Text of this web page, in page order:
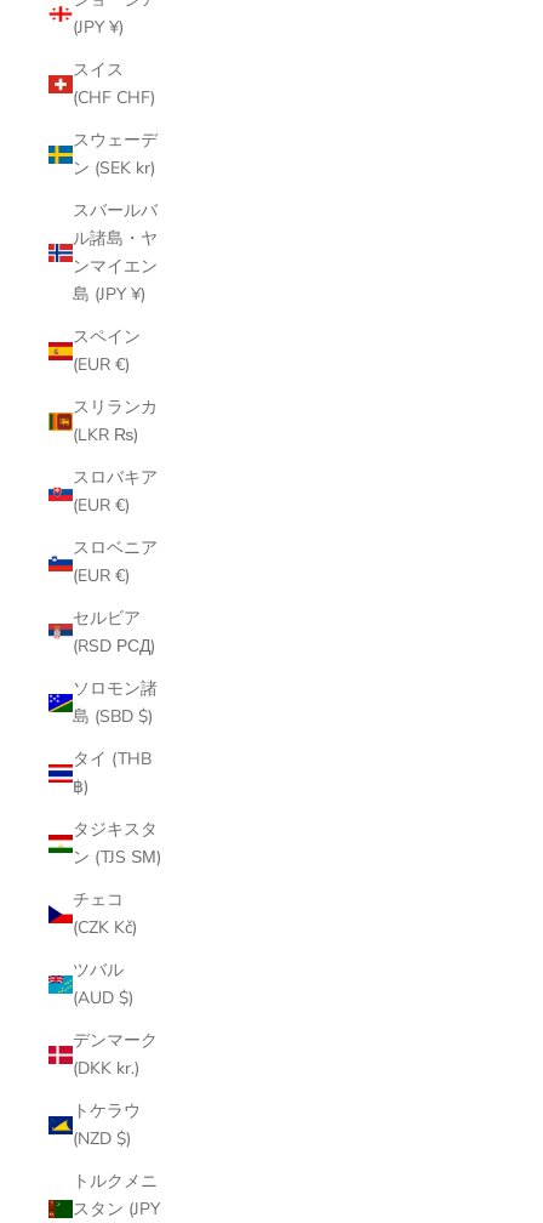
(JPY ¥)
スイス
(CHF CHF)
スウェーデ
ン (SEK kr)
スバールバ
ル諸島・ヤ
ンマイエン
島 (JPY ¥)
スペイン
(EUR €)
スリランカ
(LKR ₨)
スロバキア
(EUR €)
スロベニア
(EUR €)
セルビア
(RSD РСД)
ソロモン諸
島 (SBD $)
タイ (THB
฿)
タジキスタ
ン (TJS ЅМ)
チェコ
(CZK Kč)
ツバル
(AUD $)
デンマーク
(DKK kr.)
トケラウ
(NZD $)
トルクメニ
スタン (JPY